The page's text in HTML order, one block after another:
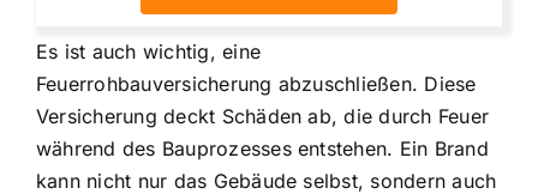
Es ist auch wichtig, eine
Feuerrohbauversicherung abzuschließen. Diese
Versicherung deckt Schäden ab, die durch Feuer
während des Bauprozesses entstehen. Ein Brand
kann nicht nur das Gebäude selbst, sondern auch